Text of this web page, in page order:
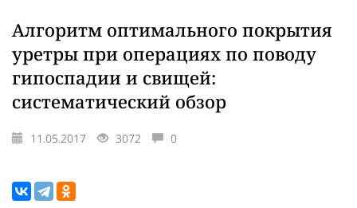
Алгоритм оптимального покрытия
уретры при операциях по поводу
гипоспадии и свищей:
систематический обзор
11.05.2017 3072 0